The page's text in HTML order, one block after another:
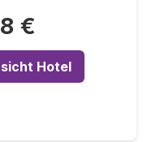
€
Hotel